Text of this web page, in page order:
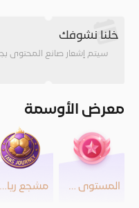
خلنا نشوفك
سيتم إشعار صانع المحتوى
معرض الأوسمة
المستوى 20 مشجع رياضي